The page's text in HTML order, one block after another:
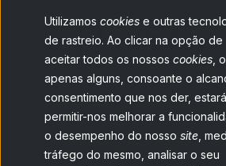
Utilizamos cookies e outras
de rastreio. Ao clicar na opção de
aceitar todos os nossos cookies ,
apenas alguns, consoante o
consentimento que nos der,
permitir-nos melhorar a
o desempenho do nosso site ,
tráfego do mesmo, analisar o seu
Flash
Uma plataforma de
para acesso instantâneo aos
de